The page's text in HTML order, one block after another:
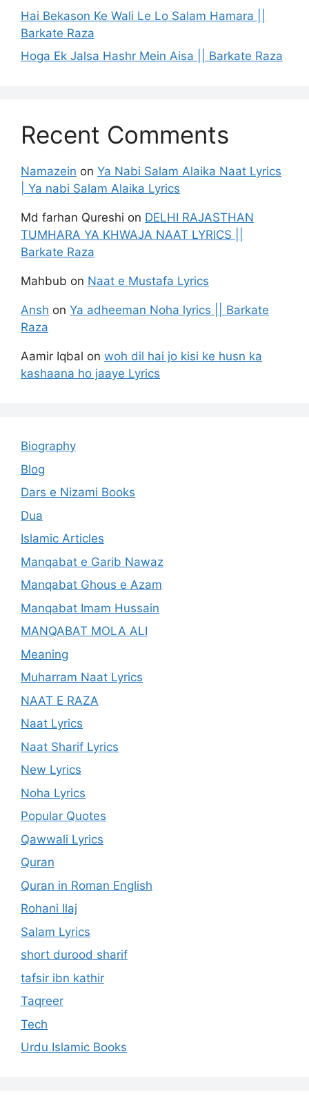
Hai Bekason Ke Wali Le Lo Salam Hamara ||
Barkate Raza
Hoga Ek Jalsa Hashr Mein Aisa || Barkate Raza
Recent Comments
Namazein on Ya Nabi Salam Alaika Naat Lyrics
| Ya nabi Salam Alaika Lyrics
Md farhan Qureshi on DELHI RAJASTHAN
TUMHARA YA KHWAJA NAAT LYRICS ||
Barkate Raza
Mahbub on Naat e Mustafa Lyrics
Ansh on Ya adheeman Noha lyrics || Barkate
Raza
Aamir Iqbal on woh dil hai jo kisi ke husn ka
kashaana ho jaaye Lyrics
Biography
Blog
Dars e Nizami Books
Dua
Islamic Articles
Manqabat e Garib Nawaz
Manqabat Ghous e Azam
Manqabat Imam Hussain
MANQABAT MOLA ALI
Meaning
Muharram Naat Lyrics
NAAT E RAZA
Naat Lyrics
Naat Sharif Lyrics
New Lyrics
Noha Lyrics
Popular Quotes
Qawwali Lyrics
Quran
Quran in Roman English
Rohani Ilaj
Salam Lyrics
short durood sharif
tafsir ibn kathir
Taqreer
Tech
Urdu Islamic Books